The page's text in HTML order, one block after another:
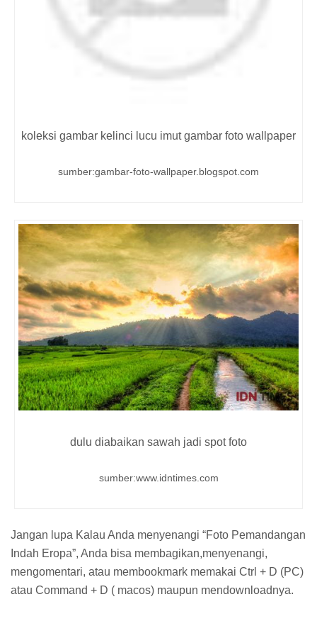
koleksi gambar kelinci lucu imut gambar foto wallpaper
sumber:gambar-foto-wallpaper.blogspot.com
dulu diabaikan sawah jadi spot foto
sumber:www.idntimes.com
Jangan lupa Kalau Anda menyenangi “Foto Pemandangan
Indah Eropa”, Anda bisa membagikan,menyenangi,
mengomentari, atau membookmark memakai Ctrl + D (PC)
atau Command + D ( macos) maupun mendownloadnya.